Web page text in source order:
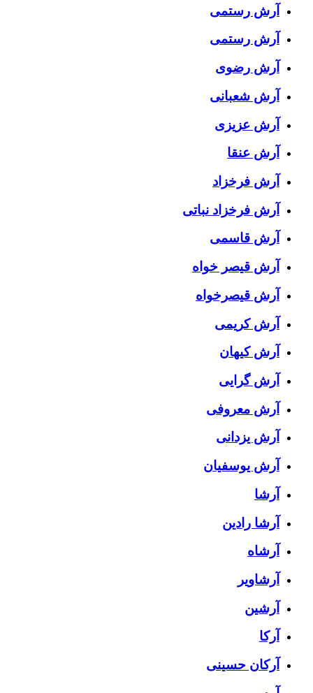
آرش رستمى
آرش رستمی
آرش رضوی
آرش شعبانی
آرش عزیزی
آرش عنقا
آرش فرخزاد
آرش فرخزاد نباتی
آرش قاسمی
آرش قیصر خواه
آرش قیصرخواه
آرش کریمی
آرش کیهان
آرش گرایی
آرش معروفی
آرش یزدانی
آرش یوسفیان
آرشا
آرشا رادین
آرشاه
آرشاویر
آرشین
آرکا
آرکان حسینی